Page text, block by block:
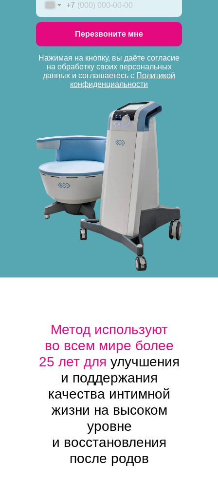
+7
Перезвоните мне
Нажимая на кнопку, вы даёте согласие
на обработку своих персональных
данных и соглашаетесь с Политикой
конфиденциальности
Метод используют
во всем мире более
25 лет для улучшения
и поддержания
качества интимной
жизни на высоком
уровне
и восстановления
после родов